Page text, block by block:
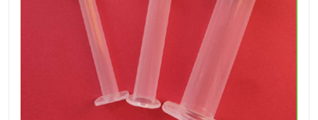
ELISA试剂盒 过滤器/滤膜
多功能净化柱 SPE配件
96孔板